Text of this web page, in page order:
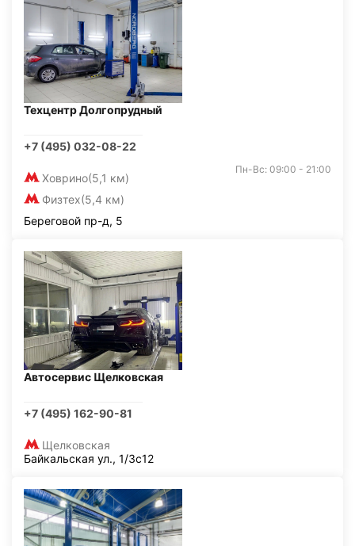
Техцентр Долгопрудный
+7 (495) 032-08-22
Ховрино(5,1 км)
Физтех(5,4 км)
Пн-Вс: 09:00 - 21:00
Береговой пр-д, 5
Автосервис Щелковская
+7 (495) 162-90-81
Щелковская
Байкальская ул., 1/3с12